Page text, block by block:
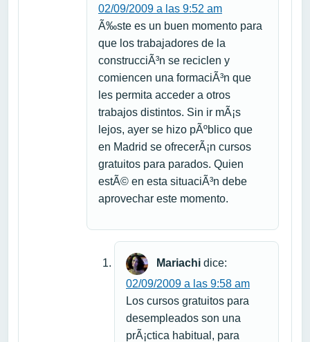
02/09/2009 a las 9:52 am
Ã‰ste es un buen momento para
que los trabajadores de la
construcciÃ³n se reciclen y
comiencen una formaciÃ³n que
les permita acceder a otros
trabajos distintos. Sin ir mÃ¡s
lejos, ayer se hizo pÃºblico que
en Madrid se ofrecerÃ¡n cursos
gratuitos para parados. Quien
estÃ© en esta situaciÃ³n debe
aprovechar este momento.
Mariachi dice:
02/09/2009 a las 9:58 am
Los cursos gratuitos para
desempleados son una
prÃ¡ctica habitual, para